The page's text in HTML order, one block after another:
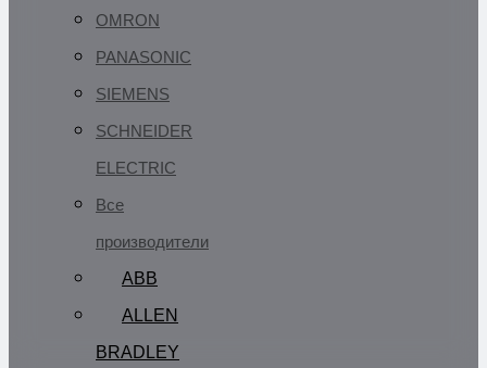
OMRON
PANASONIC
SIEMENS
SCHNEIDER
ELECTRIC
Все
производители
ABB
ALLEN
BRADLEY